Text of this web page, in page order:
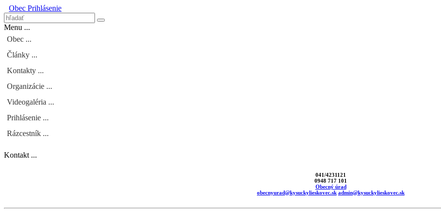
Obec Prihlásenie
Menu ...
Obec ...
Články ...
Kontakty ...
Organizácie ...
Videogaléria ...
Prihlásenie ...
Rázcestník ...
Kontakt ...
041/4231121
0948 717 101
Obecný úrad
obecnyurad@kysuckylieskovec.sk admin@kysuckylieskovec.sk